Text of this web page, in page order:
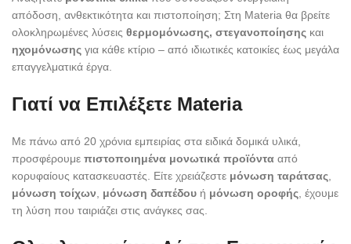
απόδοση, ανθεκτικότητα και πιστοποίηση; Στη Materia θα βρείτε
ολοκληρωμένες λύσεις θερμομόνωσης, στεγανοποίησης και
ηχομόνωσης για κάθε κτίριο – από ιδιωτικές κατοικίες έως μεγάλα
επαγγελματικά έργα.
Γιατί να Επιλέξετε Materia
Με πάνω από 20 χρόνια εμπειρίας στα ειδικά δομικά υλικά,
προσφέρουμε πιστοποιημένα μονωτικά προϊόντα από
κορυφαίους κατασκευαστές. Είτε χρειάζεστε μόνωση ταράτσας
μόνωση τοίχων
μόνωση δαπέδου ή μόνωση οροφής , έχουμε
τη λύση που ταιριάζει στις ανάγκες σας.